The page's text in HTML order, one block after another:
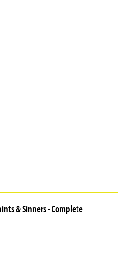
& Sinners - Complete